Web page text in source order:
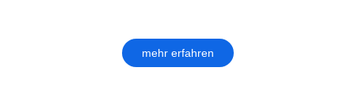
mehr erfahren